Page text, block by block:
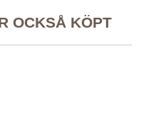
OCKSÅ KÖPT